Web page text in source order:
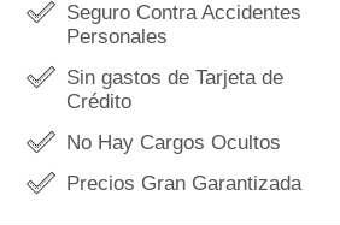
Seguro Contra Accidentes
Personales
Sin gastos de Tarjeta de
Crédito
No Hay Cargos Ocultos
Precios Gran Garantizada